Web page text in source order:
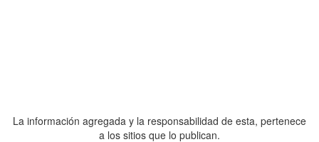
La información agregada y la responsabilidad de esta, pertenece
a los sitios que lo publican.